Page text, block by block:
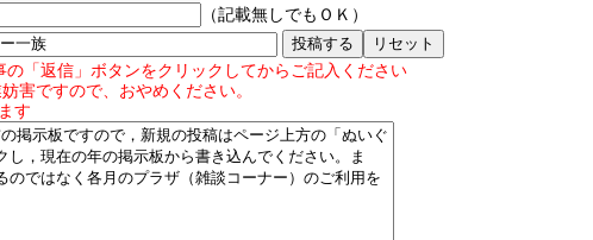
（記載無しでもＯＫ）
の「返信」ボタンをクリックしてからご記入ください
害ですので、おやめください。
す